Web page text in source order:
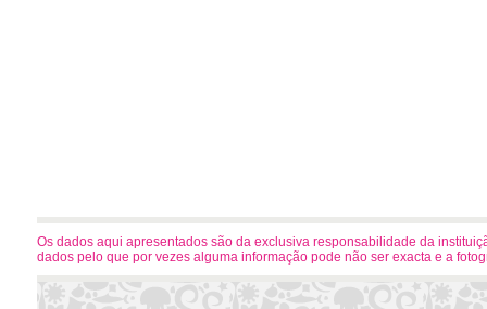
Os dados aqui apresentados são da exclusiva responsabilidade da
dados pelo que por vezes alguma informação pode não ser exacta e a